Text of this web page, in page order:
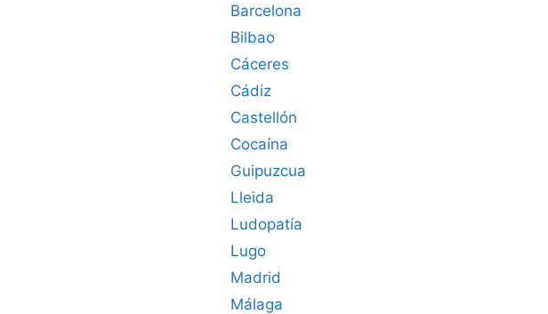
Barcelona
Bilbao
Cáceres‎
Cádiz
Castellón
Cocaína
Guipuzcua
Lleida
Ludopatía
Lugo
Madrid
Málaga